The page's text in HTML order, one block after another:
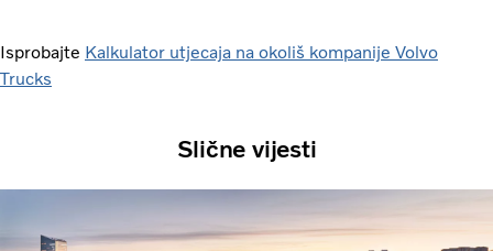
Isprobajte Kalkulator utjecaja na okoliš kompanije Volvo
Trucks
Slične vijesti